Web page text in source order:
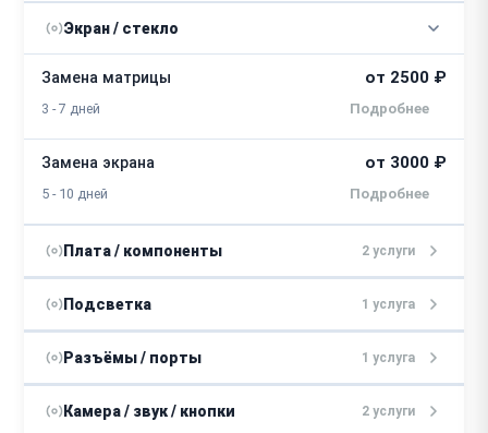
Экран / стекло
Замена матрицы
3 - 7 дней
от 2500 ₽
Замена экрана
5 - 10 дней
от 3000 ₽
Плата / компоненты 2 услуги
Ремонт видеокарты
2 - 6 дней
от 3000 ₽
Ремонт материнской платы
2 - 4 дня
от 5000 ₽
Подсветка 1 услуга
Замена подсветки
2 - 5 дней
от 1500 ₽
Разъёмы / порты 1 услуга
Замена портов от 4000 ₽
Камера / звук / кнопки 2 услуги